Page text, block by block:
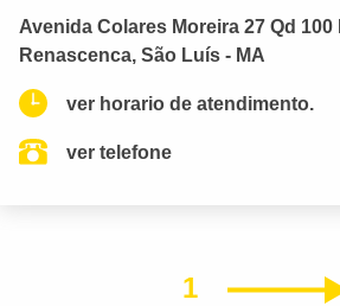
Avenida Colares Moreira 27 Qd 100
Renascenca, São Luís - MA
ver horario de atendimento.
ver telefone
1